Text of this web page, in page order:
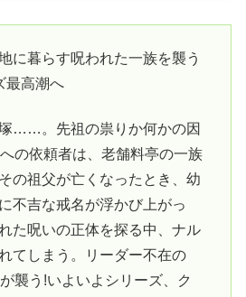
に暮らす呪われた一族を襲う
最高潮へ
……。先祖の祟りか何かの因
の依頼者は、老舗料亭の一族
の祖父が亡くなったとき、幼
不吉な戒名が浮かび上がっ
た呪いの正体を探る中、ナル
てしまう。リーダー不在の
襲う!いよいよシリーズ、ク